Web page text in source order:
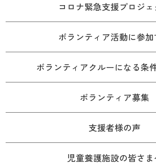
コロナ緊急支援プロジェ
ボランティア活動に参加
ボランティアクルーになる条
ボランティア募集
支援者様の声
児童養護施設の皆さま